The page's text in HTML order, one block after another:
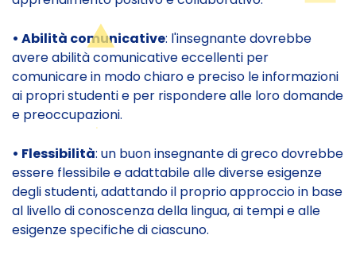
• Abilità comunicative: l'insegnante dovrebbe
avere abilità comunicative eccellenti per
comunicare in modo chiaro e preciso le informazioni
ai propri studenti e per rispondere alle loro domande
e preoccupazioni.
• Flessibilità: un buon insegnante di greco dovrebbe
essere flessibile e adattabile alle diverse esigenze
degli studenti, adattando il proprio approccio in base
al livello di conoscenza della lingua, ai tempi e alle
esigenze specifiche di ciascuno.